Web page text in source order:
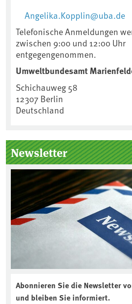
Angelika.Kopplin@uba.de
Telefonische Anmeldungen
zwischen 9:00 und 12:00 Uhr
entgegengenommen.
Umweltbundesamt
Schichauweg 58
12307 Berlin
Deutschland
Newsletter
Abonnieren Sie die Newsletter
und bleiben Sie informiert.